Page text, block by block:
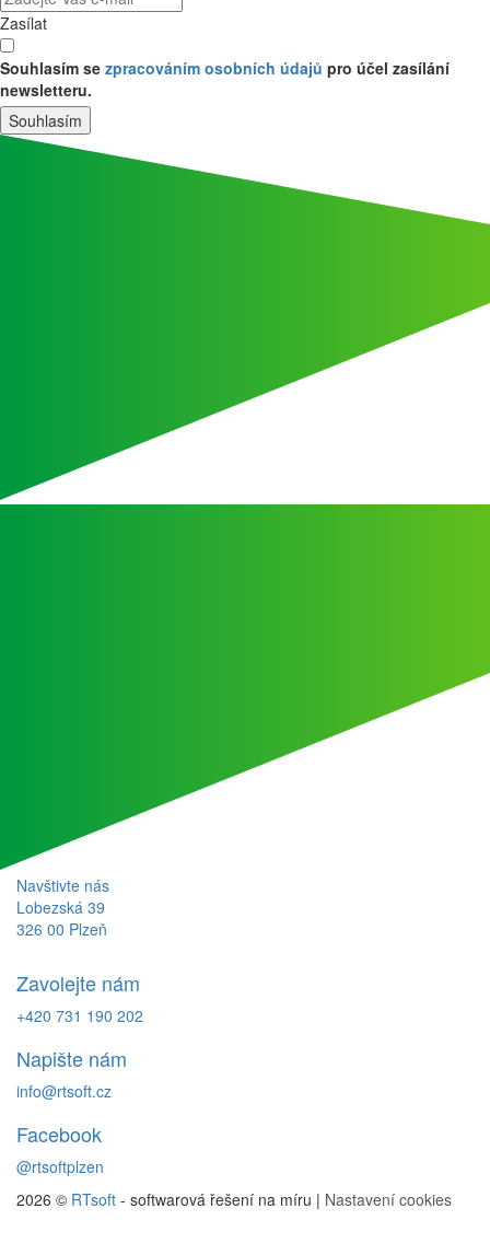
Zasílat
Souhlasím se zpracováním osobních údajů pro účel zasílání
newsletteru.
Navštivte nás
Lobezská 39
326 00 Plzeň
Zavolejte nám
+420 731 190 202
Napište nám
info@rtsoft.cz
Facebook
@rtsoftplzen
2026 © RTsoft - softwarová řešení na míru | Nastavení cookies